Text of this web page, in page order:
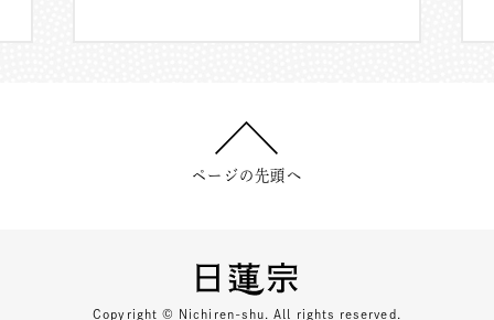
ページの先頭へ
Copyright © Nichiren-shu. All rights reserved.